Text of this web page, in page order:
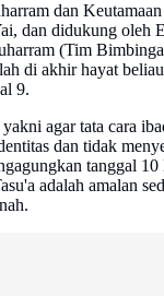
dan Keutamaan
dan didukung oleh
(Tim
di akhir hayat
9.
agar tata cara
dan tidak
tanggal 10
adalah amalan